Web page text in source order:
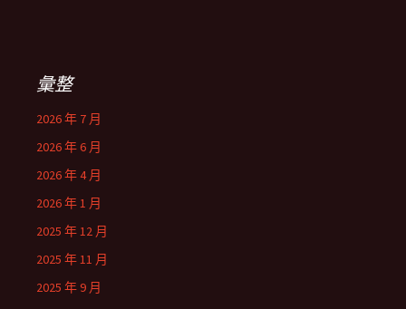
彙整
2026 年 7 月
2026 年 6 月
2026 年 4 月
2026 年 1 月
2025 年 12 月
2025 年 11 月
2025 年 9 月